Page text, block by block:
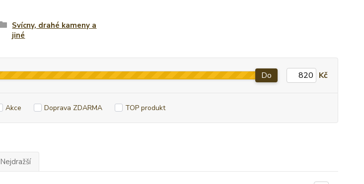
Svícny, drahé kameny a
jiné
Do Kč
Akce Doprava ZDARMA TOP produkt
Nejdražší